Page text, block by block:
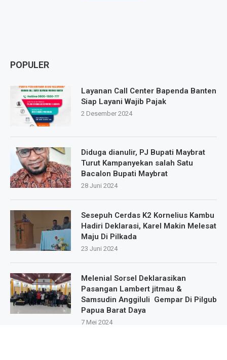
POPULER
Layanan Call Center Bapenda Banten
Siap Layani Wajib Pajak
2 Desember 2024
Diduga dianulir, PJ Bupati Maybrat
Turut Kampanyekan salah Satu
Bacalon Bupati Maybrat
28 Juni 2024
Sesepuh Cerdas K2 Kornelius Kambu
Hadiri Deklarasi, Karel Makin Melesat
Maju Di Pilkada
23 Juni 2024
Melenial Sorsel Deklarasikan
Pasangan Lambert jitmau &
Samsudin Anggiluli Gempar Di Pilgub
Papua Barat Daya
7 Mei 2024